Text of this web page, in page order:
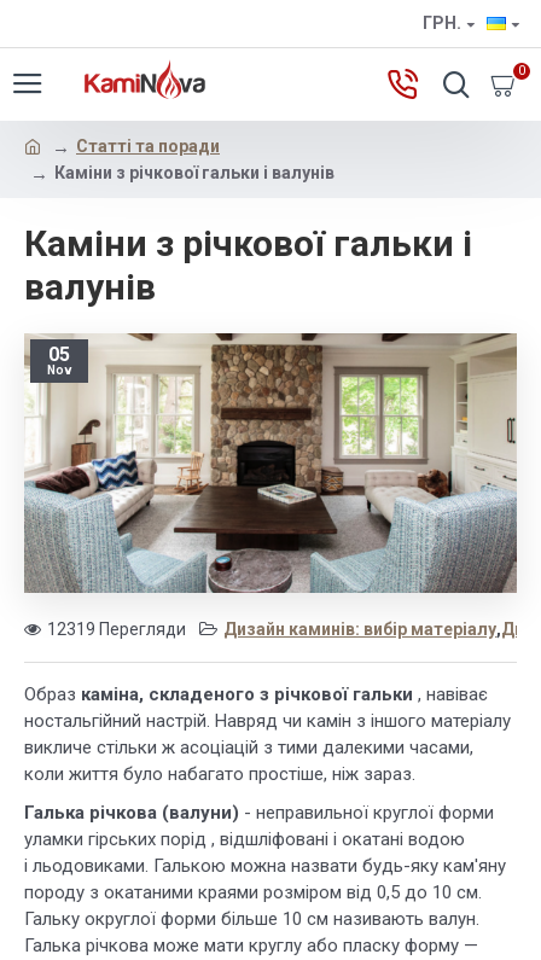
ГРН.
0
Статті та поради
Каміни з річкової гальки і валунів
Каміни з річкової гальки і
валунів
05
Nov
12319 Перегляди Дизайн каминів: вибір матеріалу,
Образ каміна, складеного з річкової гальки , навіває
ностальгійний настрій. Навряд чи камін з іншого матеріалу
викличе стільки ж асоціацій з тими далекими часами,
коли життя було набагато простіше, ніж зараз.
Галька річкова (валуни) - неправильної круглої форми
уламки гірських порід , відшліфовані і окатані водою
і льодовиками. Галькою можна назвати будь-яку кам'яну
породу з окатаними краями розміром від 0,5 до 10 см.
Гальку округлої форми більше 10 см називають валун.
Галька річкова може мати круглу або пласку форму —